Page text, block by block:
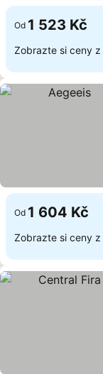
Od 1 523 Kč
Zobrazte si ceny z
Od 1 604 Kč
Zobrazte si ceny z